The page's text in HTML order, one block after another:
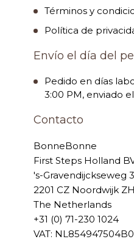
Términos y
Política de
Envío el día del
Pedido en días
3:00 PM, enviado
Contacto
BonneBonne
First Steps Holland
's-Gravendijckseweg
2201 CZ Noordwijk ZH
The Netherlands
+31 (0) 71-230 1024
VAT: